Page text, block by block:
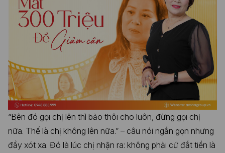
“Bên đó gọi chị lên thì bảo thôi cho luôn, đừng gọi chị
nữa. Thế là chị không lên nữa.” – câu nói ngắn gọn nhưng
đầy xót xa. Đó là lúc chị nhận ra: không phải cứ đắt tiền là